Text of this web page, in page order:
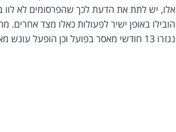
אלו, יש לתת את הדעת לכך שהפרסומים לא לוו
נגזרו 13 חודשי מאסר בפועל וכן הופעל עונש מאסר על תנאי בן 8 חודשים, כך שחציו ירוצה בחופף וחציו במצטבר.